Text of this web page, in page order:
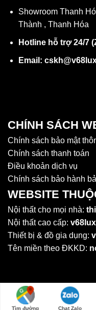
Showroom Thanh
Thành , Thanh Hóa
Hotline hỗ trợ 24/7
Email:
CHÍNH SÁCH
Chính sách bảo mật
Chính sách thanh toán
Điều khoản dịch vụ
Chính sách bảo hành
WEBSITE
Nội thất cho mọi nhà:
Nội thất cao cấp:
Thiết bị & đồ gia dụng:
Tên miền theo ĐKKD:
Tìm đường Chat Zalo